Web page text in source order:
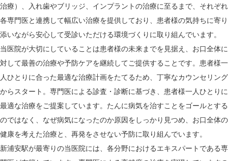
治療）、入れ歯やブリッジ、インプラントの治療に至るまで、それぞれ
各専門医と連携して幅広い治療を提供しており、患者様の気持ちに寄り
添いながら安心して受診いただける環境づくりに取り組んでいます。
当医院が大切にしていることは患者様の未来までを見据え、お口全体に
対して最善の治療や予防ケアを継続してご提供することです。患者様一
人ひとりに合った最適な治療計画をたてるため、丁寧なカウンセリング
からスタート。専門医による診査・診断に基づき、患者様一人ひとりに
最適な治療をご提案しています。たんに病気を治すことをゴールとする
のではなく、なぜ病気になったのか原因をしっかり見つめ、お口全体の
健康を考えた治療と、再発をさせない予防に取り組んでいます。
新浦安駅が最寄りの当医院には、各分野におけるエキスパートである専